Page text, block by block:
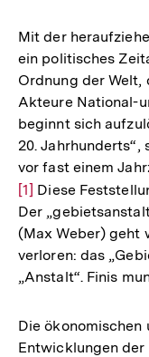
Mit der
ein politisches
Ordnung der
Akteure National-
beginnt sich
20.
vor fast einem
Zur
Auflösung
der
Fußnote
[1] Diese
Der
(Max Weber) geht
verloren: das
„Anstalt“. Finis
Die ökonomischen
Entwicklungen der